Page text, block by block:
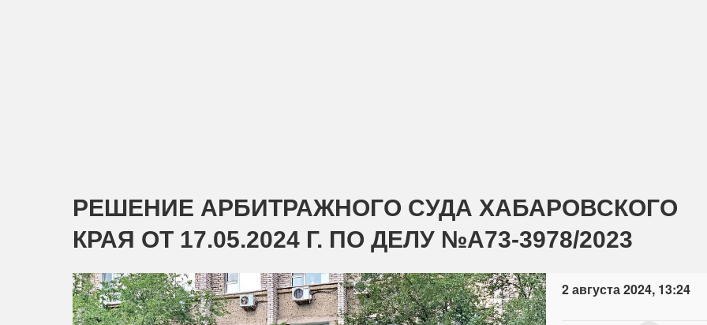
РЕШЕНИЕ АРБИТРАЖНОГО СУДА ХАБАРОВСКОГО
КРАЯ ОТ 17.05.2024 Г. ПО ДЕЛУ №А73-3978/2023
2 августа 2024, 13:24